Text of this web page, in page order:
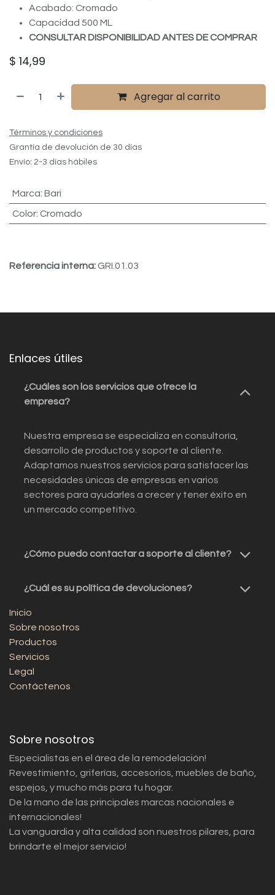
Acabado: Cromado
Capacidad 500 ML
CONSULTAR DISPONIBILIDAD ANTES DE COMPRAR
$ 14,99
Agregar al carrito
Términos y condiciones
Grantía de devolución de 30 días
Envío: 2-3 días hábiles
Marca: Bari
Color: Cromado
Referencia interna: GRI.01.03
Enlaces útiles
¿Cuáles son los servicios que ofrece la
empresa?
Nuestra empresa se especializa en consultoría,
desarrollo de productos y soporte al cliente.
Adaptamos nuestros servicios para satisfacer las
necesidades únicas de empresas en varios
sectores para ayudarles a crecer y tener éxito en
un mercado competitivo.
¿Cómo puedo contactar a soporte al cliente?
¿Cuál es su política de devoluciones?
Inicio
Sobre nosotros
Productos
Servicios
Legal
Contáctenos
Sobre nosotros
Especialistas en el área de la remodelación!
Revestimiento, griferías, accesorios, muebles de baño,
espejos, y mucho más para tu hogar.
De la mano de las principales marcas nacionales e
internacionales!
La vanguardia y alta calidad son nuestros pilares, para
brindarte el mejor servicio!